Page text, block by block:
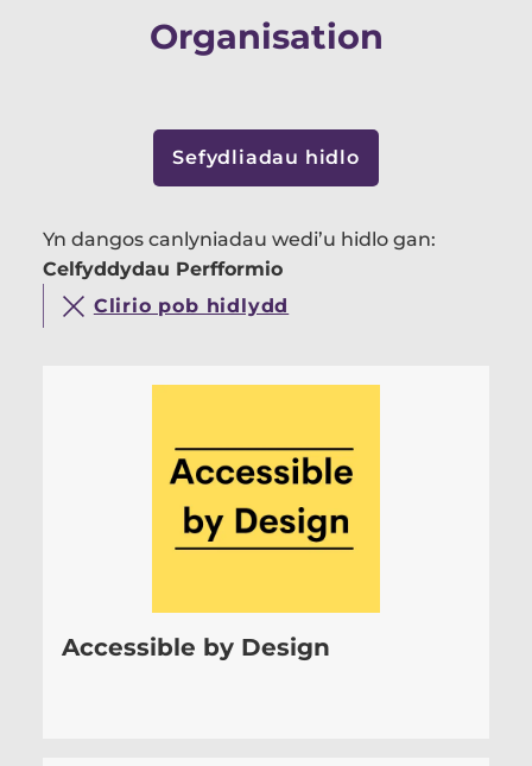
Organisation
Sefydliadau hidlo
Yn dangos canlyniadau wedi’u hidlo gan:
Celfyddydau Perfformio
Clirio pob hidlydd
Accessible by Design